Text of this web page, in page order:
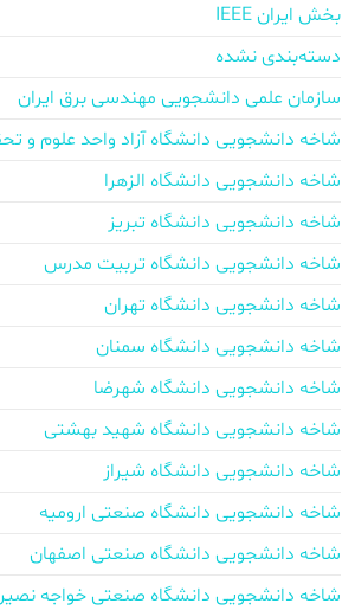
بخش ایران IEEE
دسته‌بندی نشده
سازمان علمی دانشجویی مهندسی برق ایران
شاخه دانشجویی دانشگاه آزاد واحد علوم و
شاخه دانشجویی دانشگاه الزهرا
شاخه دانشجویی دانشگاه تبریز
شاخه دانشجویی دانشگاه تربیت مدرس
شاخه دانشجویی دانشگاه تهران
شاخه دانشجویی دانشگاه سمنان
شاخه دانشجویی دانشگاه شهرضا
شاخه دانشجویی دانشگاه شهید بهشتی
شاخه دانشجویی دانشگاه شیراز
شاخه دانشجویی دانشگاه صنعتی ارومیه
شاخه دانشجویی دانشگاه صنعتی اصفهان
شاخه دانشجویی دانشگاه صنعتی خواجه